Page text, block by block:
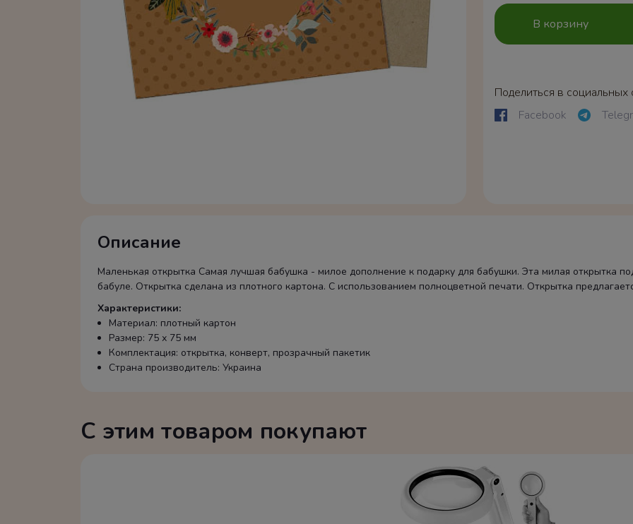
В корзину
Поделиться в социальных
Facebook
Описание
Маленькая открытка Самая лучшая бабушка - милое дополнение к подарку для бабушки. Эта милая открытка
бабуле. Открытка сделана из плотного картона. С использованием полноцветной печати. Открытка
Характеристики:
Материал: плотный картон
Размер: 75 х 75 мм
Комплектация: открытка, конверт, прозрачный пакетик
Страна производитель: Украина
С этим товаром покупают